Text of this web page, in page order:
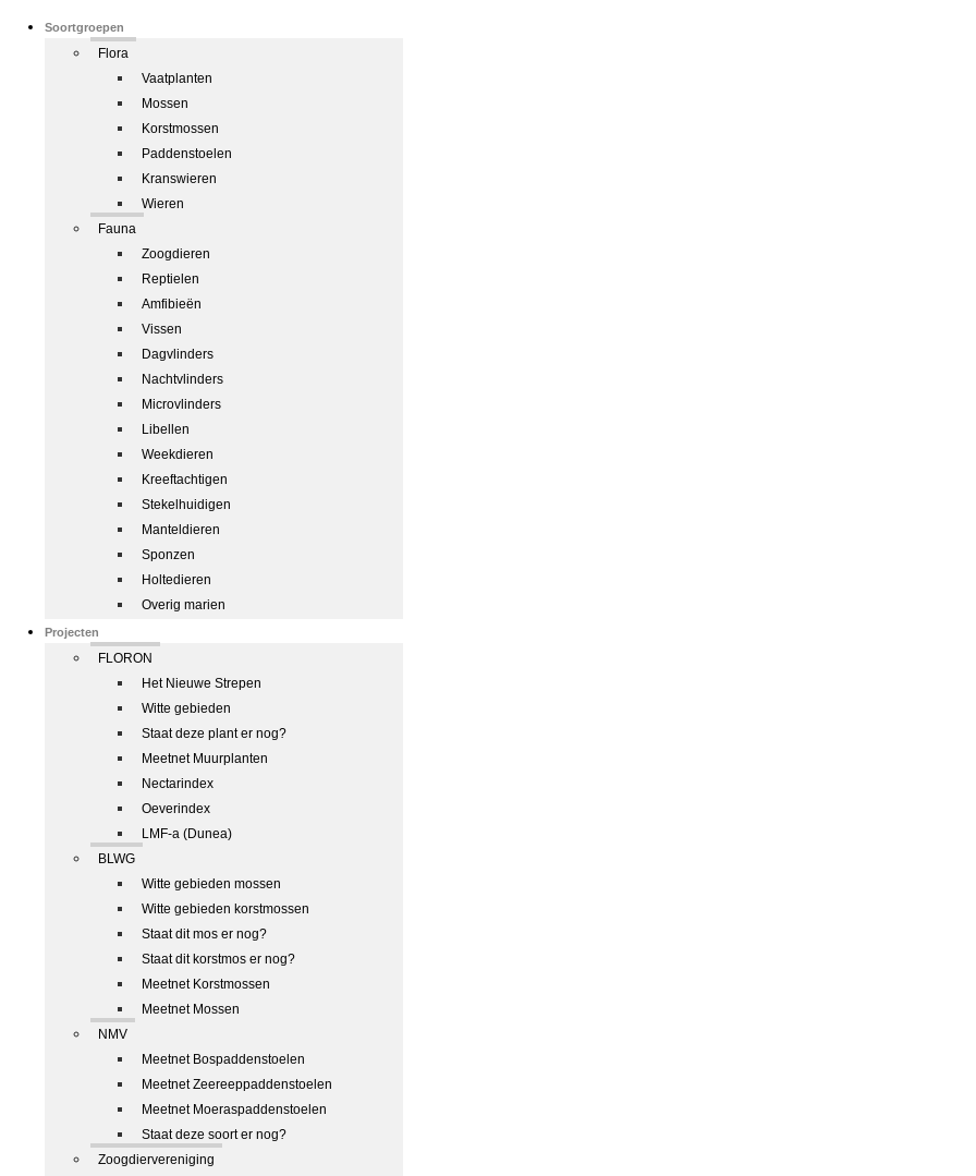
Soortgroepen
Flora
Vaatplanten
Mossen
Korstmossen
Paddenstoelen
Kranswieren
Wieren
Fauna
Zoogdieren
Reptielen
Amfibieën
Vissen
Dagvlinders
Nachtvlinders
Microvlinders
Libellen
Weekdieren
Kreeftachtigen
Stekelhuidigen
Manteldieren
Sponzen
Holtedieren
Overig marien
Projecten
FLORON
Het Nieuwe Strepen
Witte gebieden
Staat deze plant er nog?
Meetnet Muurplanten
Nectarindex
Oeverindex
LMF-a (Dunea)
BLWG
Witte gebieden mossen
Witte gebieden korstmossen
Staat dit mos er nog?
Staat dit korstmos er nog?
Meetnet Korstmossen
Meetnet Mossen
NMV
Meetnet Bospaddenstoelen
Meetnet Zeereeppaddenstoelen
Meetnet Moeraspaddenstoelen
Staat deze soort er nog?
Zoogdiervereniging